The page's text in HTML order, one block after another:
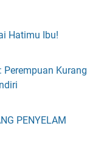
Hatimu Ibu!
Perempuan Kurang
PENYELAM